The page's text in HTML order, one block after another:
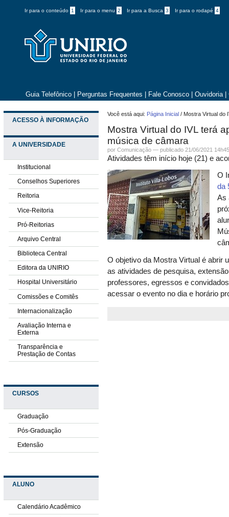
Ir para o conteúdo 1 Ir para o menu 2 Ir para a Busca 3 Ir para o rodapé 4
Guia Telefônico Perguntas Frequentes Fale Conosco Ouvidoria
ACESSO À INFORMAÇÃO
A UNIVERSIDADE
Institucional
Conselhos Superiores
Reitoria
Vice-Reitoria
Pró-Reitorias
Arquivo Central
Biblioteca Central
Editora da UNIRIO
Hospital Universitário
Comissões e Comitês
Internacionalização
Avaliação Interna e
Externa
Transparência e
Prestação de Contas
CURSOS
Graduação
Pós-Graduação
Extensão
ALUNO
Calendário Acadêmico
Você está aqui: Página Inicial / Mostra Virtual do
Mostra Virtual do IVL terá
música de câmara
porComunicação —publicado 21/06/2021
Atividades têm início hoje (21) e
O
da
As
O objetivo da Mostra Virtual é abrir
as atividades de pesquisa,
professores, egressos e
acessar o evento no dia e horário